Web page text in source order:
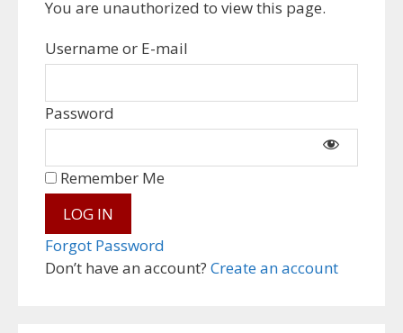
You are unauthorized to view this page.
Username or E-mail
Password
Don’t have an account? Create an account
Remember Me
Forgot Password